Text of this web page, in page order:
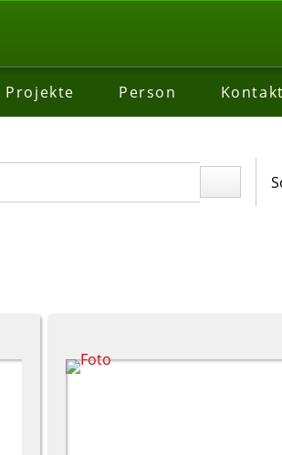
Projekte Person Kontakt